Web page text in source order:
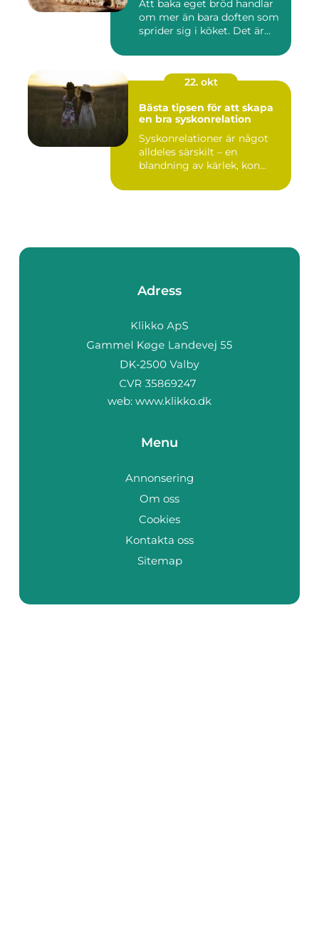
Att baka eget bröd handlar
om mer än bara doften som
sprider sig i köket. Det är...
22. okt
Bästa tipsen för att skapa
en bra syskonrelation
Syskonrelationer är något
alldeles särskilt – en
blandning av kärlek, kon...
Adress
web: www.klikko.dk
Menu
Annonsering
Om oss
Cookies
Kontakta oss
Sitemap